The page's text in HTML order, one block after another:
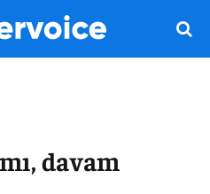
davam